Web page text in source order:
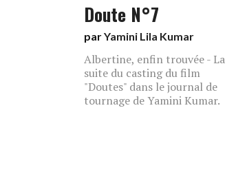
Doute N°7
parYamini Lila Kumar
Albertine, enfin trouvée - La
suite du casting du film
"Doutes" dans le journal de
tournage de Yamini Kumar.